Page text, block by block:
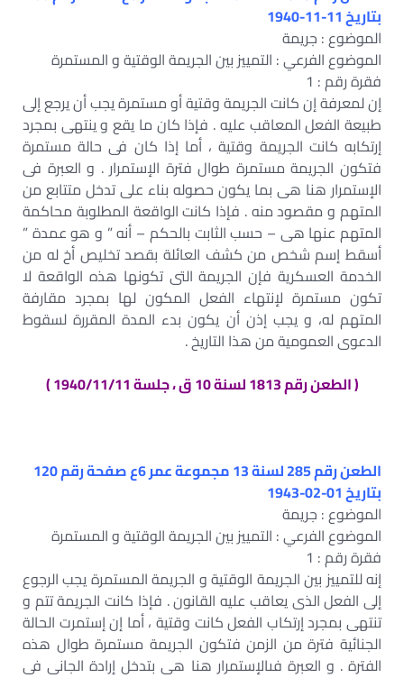
بتاريخ 11-11-1940
الموضوع : جريمة
الموضوع الفرعي : التمييز بين الجريمة الوقتية و المستمرة
فقرة رقم : 1
إن لمعرفة إن كانت الجريمة وقتية أو مستمرة يجب أن يرجع إلى
طبيعة الفعل المعاقب عليه . فإذا كان ما يقع و ينتهى بمجرد
إرتكابه كانت الجريمة وقتية ، أما إذا كان فى حالة مستمرة
فتكون الجريمة مستمرة طوال فترة الإستمرار . و العبرة فى
الإستمرار هنا هى بما يكون حصوله بناء على تدخل متتابع من
المتهم و مقصود منه . فإذا كانت الواقعة المطلوبة محاكمة
المتهم عنها هى – حسب الثابت بالحكم – أنه ” و هو عمدة ”
أسقط إسم شخص من كشف العائلة بقصد تخليص أخ له من
الخدمة العسكرية فإن الجريمة التى تكونها هذه الواقعة لا
تكون مستمرة لإنتهاء الفعل المكون لها بمجرد مقارفة
المتهم له، و يجب إذن أن يكون بدء المدة المقررة لسقوط
الدعوى العمومية من هذا التاريخ .
( الطعن رقم 1813 لسنة 10 ق ، جلسة 1940/11/11 )
الطعن رقم 285 لسنة 13 مجموعة عمر 6ع صفحة رقم 120
بتاريخ 01-02-1943
الموضوع : جريمة
الموضوع الفرعي : التمييز بين الجريمة الوقتية و المستمرة
فقرة رقم : 1
إنه للتمييز بين الجريمة الوقتية و الجريمة المستمرة يجب الرجوع
إلى الفعل الذى يعاقب عليه القانون . فإذا كانت الجريمة تتم و
تنتهى بمجرد إرتكاب الفعل كانت وقتية ، أما إن إستمرت الحالة
الجنائية فترة من الزمن فتكون الجريمة مستمرة طوال هذه
الفترة . و العبرة فىالإستمرار هنا هى بتدخل إرادة الجانى فى